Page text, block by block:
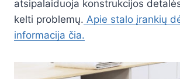
atsipalaiduoja konstrukcijos
kelti problemų. Apie stalo įrankių
informacija čia.